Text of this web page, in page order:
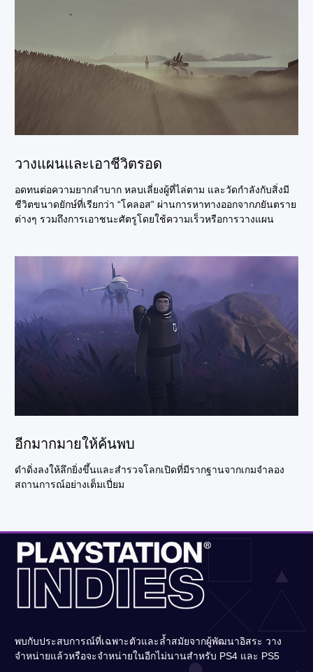
วางแผนและเอาชีวิตรอด
อดทนต่อความยากลำบาก หลบเลี่ยงผู้ที่ไล่ตาม และวัดกำลังกับสิ่งมี
ชีวิตขนาดยักษ์ที่เรียกว่า “โคลอส” ผ่านการหาทางออกจากภยันตราย
ต่างๆ รวมถึงการเอาชนะศัตรูโดยใช้ความเร็วหรือการวางแผน
อีกมากมายให้ค้นพบ
ดำดิ่งลงให้ลึกยิ่งขึ้นและสำรวจโลกเปิดที่มีรากฐานจากเกมจำลอง
สถานการณ์อย่างเต็มเปี่ยม
พบกับประสบการณ์ที่เฉพาะตัวและล้ำสมัยจากผู้พัฒนาอิสระ วาง
จำหน่ายแล้วหรือจะจำหน่ายในอีกไม่นานสำหรับ PS4 และ PS5